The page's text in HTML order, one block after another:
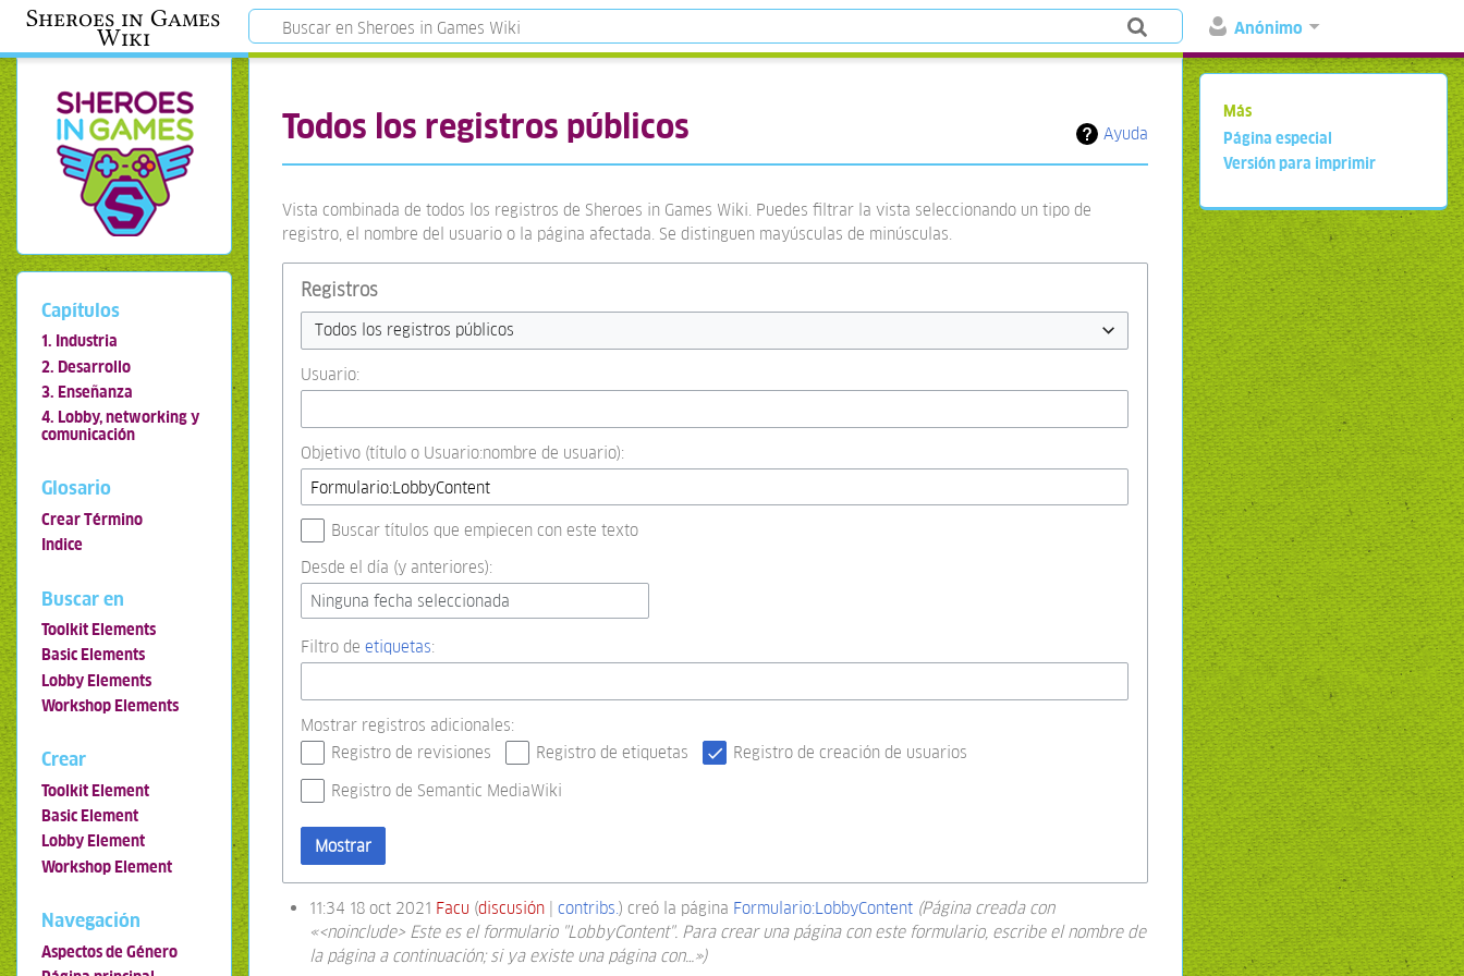
Anónimo
Sheroes in Games
Wiki
Ayuda
Todos los registros públicos
Vista combinada de todos los registros de Sheroes in Games Wiki. Puedes filtrar la vista seleccionando un tipo de
registro, el nombre del usuario o la página afectada. Se distinguen mayúsculas de minúsculas.
Registros
Todos los registros públicos
Usuario:
Objetivo (título o Usuario:nombre de usuario):
Buscar títulos que empiecen con este texto
Desde el día (y anteriores):
Ninguna fecha seleccionada
Filtro deetiquetas:
Mostrar registros adicionales:
Registro de revisiones
Registro de etiquetas
Registro de creación de usuarios
Registro de Semantic MediaWiki
Mostrar
11:34 18 oct 2021 Facu discusión contribs. creó la página Formulario:LobbyContent (Página creada con
«<noinclude> Este es el formulario "LobbyContent". Para crear una página con este formulario, escribe el nombre de
la página a continuación; si ya existe una página con…»)
Capítulos
1. Industria
2. Desarrollo
3. Enseñanza
4. Lobby, networking y
comunicación
Glosario
Crear Término
Indice
Buscar en
Toolkit Elements
Basic Elements
Lobby Elements
Workshop Elements
Crear
Toolkit Element
Basic Element
Lobby Element
Workshop Element
Navegación
Aspectos de Género
Más
Página especial
Versión para imprimir